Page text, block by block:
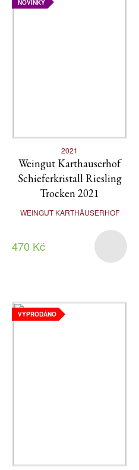
NOVINKY
2021
Weingut Karthauserhof
Schieferkristall Riesling
Trocken 2021
WEINGUT KARTHÄUSERHOF
470 Kč
VYPRODÁNO